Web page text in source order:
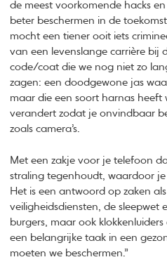
de meest voorkomende hacks
beter beschermen in de
mocht een tiener ooit iets
van een levenslange carrière bij
code/coat die we nog niet zo
zagen: een doodgewone jas
maar die een soort harnas
verandert zodat je onvindbaar
zoals camera’s.
Met een zakje voor je telefoon
straling tegenhoudt, waardoor je
Het is een antwoord op zaken
veiligheidsdiensten, de sleepwet
burgers, maar ook
een belangrijke taak in een
moeten we beschermen.”